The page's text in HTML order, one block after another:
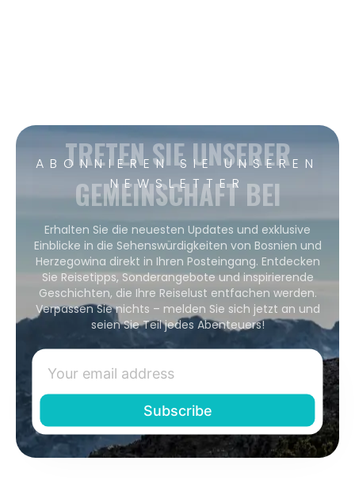
ABONNIEREN SIE UNSEREN
NEWSLETTER
TRETEN SIE UNSERER
GEMEINSCHAFT BEI
Erhalten Sie die neuesten Updates und exklusive
Einblicke in die Sehenswürdigkeiten von Bosnien und
Herzegowina direkt in Ihren Posteingang. Entdecken
Sie Reisetipps, Sonderangebote und inspirierende
Geschichten, die Ihre Reiselust entfachen werden.
Verpassen Sie nichts – melden Sie sich jetzt an und
seien Sie Teil jedes Abenteuers!